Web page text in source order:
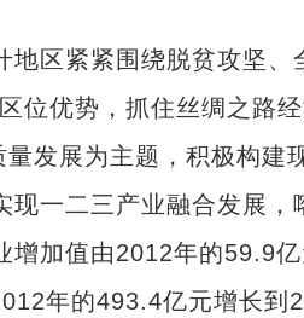
紧紧围绕脱贫攻坚、
位优势，抓住丝绸之路
量发展为主题，积极构
一二三产业融合发展，
加值由2012年的59.9亿
年的493.4亿元增长到